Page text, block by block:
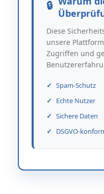
Diese
unsere
Zugriffen und
Spam-Schutz
Echte Nutzer
Sichere Daten
DSGVO-